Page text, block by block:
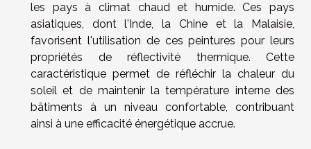
les pays à climat chaud et humide. Ces pays
asiatiques, dont l'Inde, la Chine et la Malaisie,
favorisent l'utilisation de ces peintures pour leurs
propriétés de réflectivité thermique. Cette
caractéristique permet de réfléchir la chaleur du
soleil et de maintenir la température interne des
bâtiments à un niveau confortable, contribuant
ainsi à une efficacité énergétique accrue.